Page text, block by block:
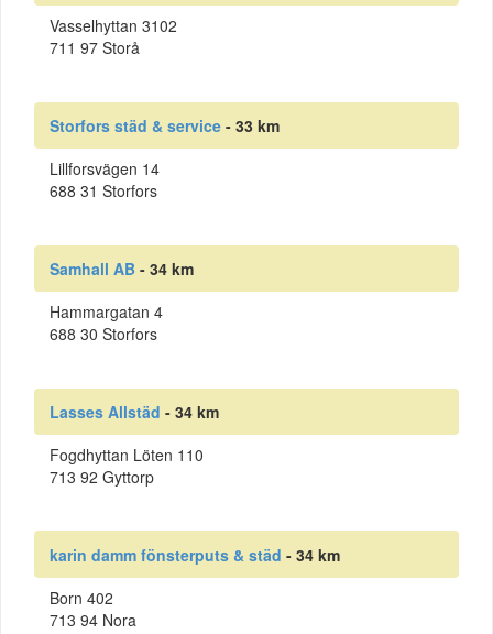
Vasselhyttan 3102
711 97 Storå
Storfors städ & service - 33 km
Lillforsvägen 14
688 31 Storfors
Samhall AB - 34 km
Hammargatan 4
688 30 Storfors
Lasses Allstäd - 34 km
Fogdhyttan Löten 110
713 92 Gyttorp
karin damm fönsterputs & städ - 34 km
Born 402
713 94 Nora